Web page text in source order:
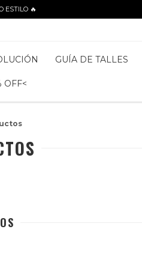
ESTILO 🔥
GUÍA DE TALLES
OFF<